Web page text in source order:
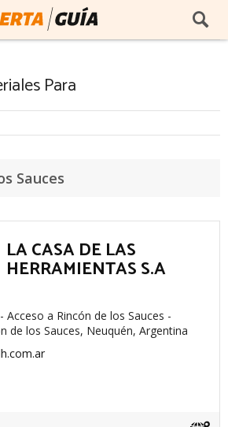
Para
Sauces
LA CASA DE LAS
HERRAMIENTAS S.A
Acceso a Rincón de los Sauces -
de los Sauces, Neuquén, Argentina